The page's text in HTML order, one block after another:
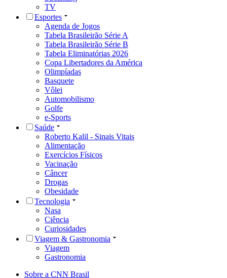
TV
Esportes
Agenda de Jogos
Tabela Brasileirão Série A
Tabela Brasileirão Série B
Tabela Eliminatórias 2026
Copa Libertadores da América
Olimpíadas
Basquete
Vôlei
Automobilismo
Golfe
e-Sports
Saúde
Roberto Kalil - Sinais Vitais
Alimentação
Exercícios Físicos
Vacinação
Câncer
Drogas
Obesidade
Tecnologia
Nasa
Ciência
Curiosidades
Viagem & Gastronomia
Viagem
Gastronomia
Sobre a CNN Brasil